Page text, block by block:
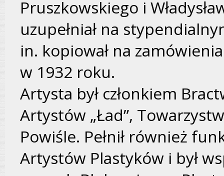
Pruszkowskiego i
uzupełniał na
in. kopiował na
w 1932 roku.
Artysta był członkiem
Artystów „Ład”,
Powiśle. Pełnił również
Artystów Plastyków i był